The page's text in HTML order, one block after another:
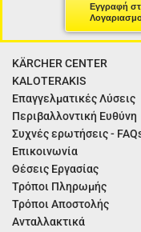
Εγγραφή
KÄRCHER CENTER
KALOTERAKIS
Επαγγελματικές Λύσεις
Περιβαλλοντική Ευθύνη
Συχνές ερωτήσεις -
Επικοινωνία
Θέσεις Εργασίας
Τρόποι Πληρωμής
Τρόποι Αποστολής
Ανταλλακτικά